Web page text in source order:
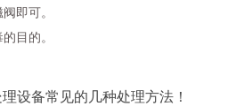
即可。
目的。
设备常见的几种处理方法！